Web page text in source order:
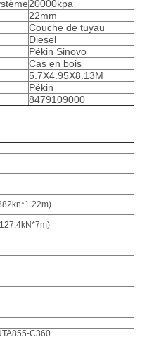
20000kpa
22mm
Couche de tuyau
Diesel
Pékin Sinovo
Cas en bois
5.7X4.95X8.13M
Pékin
8479109000
C360